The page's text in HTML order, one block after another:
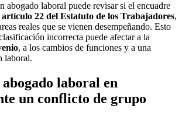
abogado laboral puede revisar si el encuadre
artículo 22 del Estatuto de los Trabajadores,
reales que se vienen desempeñando. Esto
incorrecta puede afectar a la
, a los cambios de funciones y a una
laboral.
laboral en
un conflicto de grupo